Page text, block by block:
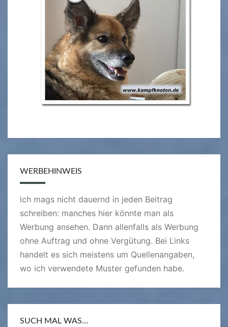
WERBEHINWEIS
ich mags nicht dauernd in jeden Beitrag
schreiben: manches hier könnte man als
Werbung ansehen. Dann allenfalls als Werbung
ohne Auftrag und ohne Vergütung. Bei Links
handelt es sich meistens um Quellenangaben,
wo ich verwendete Muster gefunden habe.
SUCH MAL WAS…